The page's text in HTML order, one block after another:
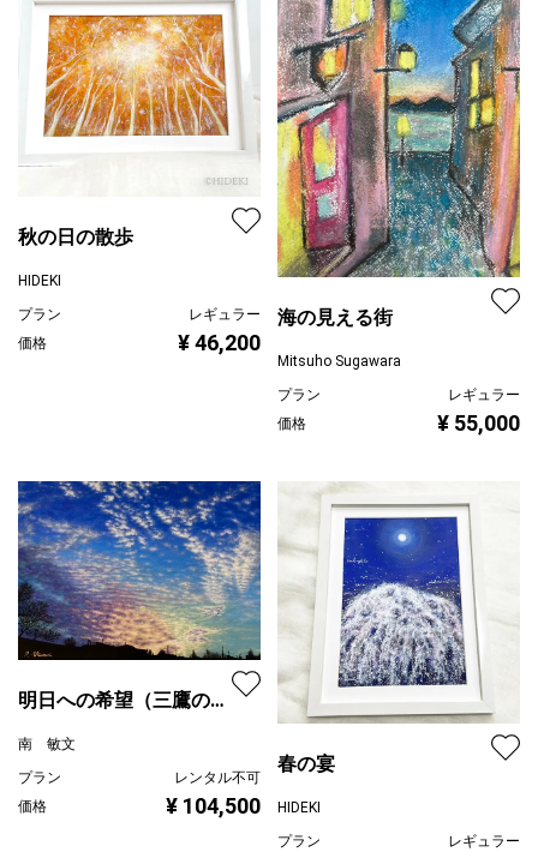
秋の日の散歩
HIDEKI
プラン
レギュラー
価格
¥ 46,200
海の見える街
Mitsuho Sugawara
プラン
レギュラー
価格
¥ 55,000
明日への希望（三鷹の夕
南 敏文
プラン
レンタル不可
価格
¥ 104,500
春の宴
HIDEKI
プラン
レギュラー